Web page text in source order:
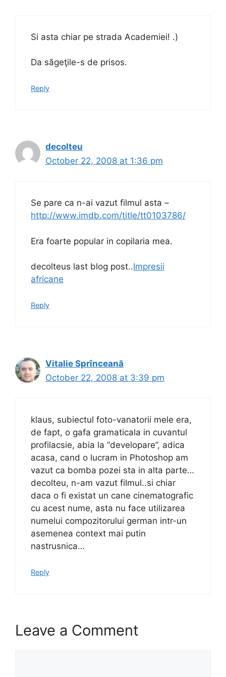
Si asta chiar pe strada Academiei! .)
Da săgeţile-s de prisos.
Reply
decolteu
October 22, 2008 at 1:36 pm
Se pare ca n-ai vazut filmul asta –
http://www.imdb.com/title/tt0103786/
Era foarte popular in copilaria mea.
decolteus last blog post..Impresii
africane
Reply
Vitalie Sprînceană
October 22, 2008 at 3:39 pm
klaus, subiectul foto-vanatorii mele era,
de fapt, o gafa gramaticala in cuvantul
profilacsie, abia la “developare”, adica
acasa, cand o lucram in Photoshop am
vazut ca bomba pozei sta in alta parte…
decolteu, n-am vazut filmul..si chiar
daca o fi existat un cane cinematografic
cu acest nume, asta nu face utilizarea
numelui compozitorului german intr-un
asemenea context mai putin
nastrusnica…
Reply
Leave a Comment